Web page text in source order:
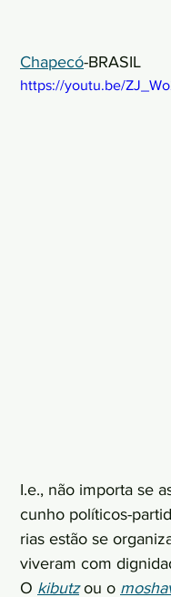
Chapecó-BRASIL
https://youtu.be/
I.e., não importa se
cunho políticos-
rias estão se
viveram com
O kibutz ou o